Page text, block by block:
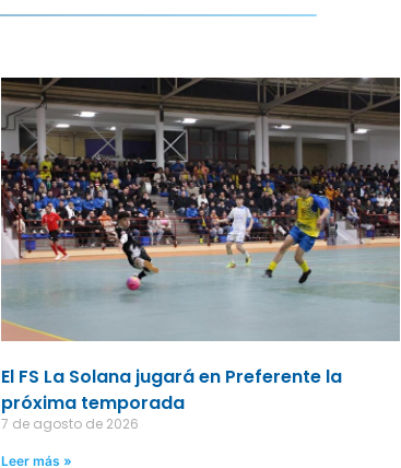
El FS La Solana jugará en Preferente la
próxima temporada
7 de agosto de 2026
Leer más »